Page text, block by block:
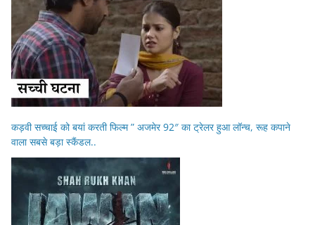
कड़वी सच्चाई को बयां करती फिल्म ” अजमेर 92″ का ट्रेलर हुआ लॉन्च, रूह कपाने
वाला सबसे बड़ा स्कैंडल..